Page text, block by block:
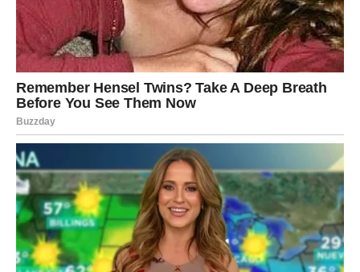
Unutrašnja transformacija i
suočavanje sa sopstvenom